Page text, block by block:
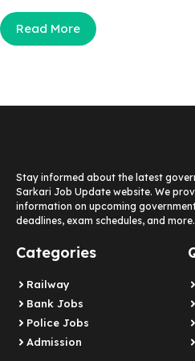
Read More
Stay informed about the latest
Sarkari Job Update website. We
information on upcoming
deadlines, exam schedules, and more.
Categories
Railway
Bank Jobs
Police Jobs
Admission